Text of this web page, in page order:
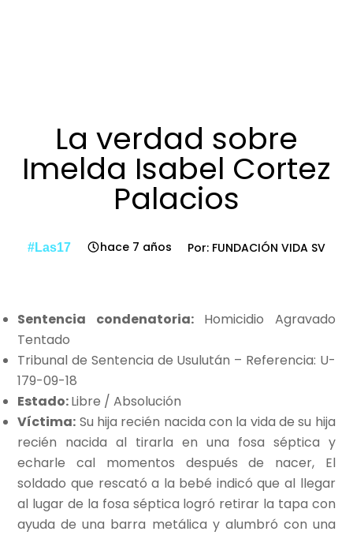
La verdad sobre
Imelda Isabel Cortez
Palacios
#Las17 hace 7 años Por: FUNDACIÓN VIDA SV
Sentencia condenatoria: Homicidio Agravado
Tentado
Tribunal de Sentencia de Usulután – Referencia: U-
179-09-18
Estado:Libre / Absolución
Víctima: Su hija recién nacida con la vida de su hija
recién nacida al tirarla en una fosa séptica y
echarle cal momentos después de nacer, El
soldado que rescató a la bebé indicó que al llegar
al lugar de la fosa séptica logró retirar la tapa con
ayuda de una barra metálica y alumbró con una